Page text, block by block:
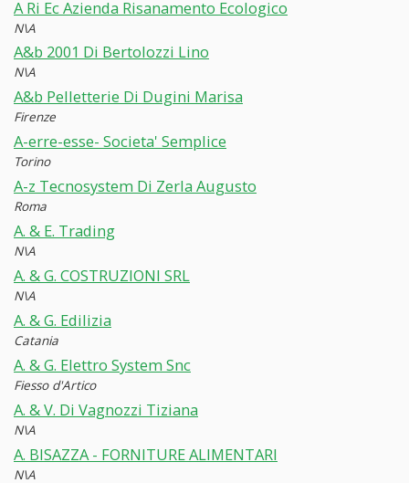
A Ri Ec Azienda Risanamento Ecologico
N\A
A&b 2001 Di Bertolozzi Lino
N\A
A&b Pelletterie Di Dugini Marisa
Firenze
A-erre-esse- Societa' Semplice
Torino
A-z Tecnosystem Di Zerla Augusto
Roma
A. & E. Trading
N\A
A. & G. COSTRUZIONI SRL
N\A
A. & G. Edilizia
Catania
A. & G. Elettro System Snc
Fiesso d'Artico
A. & V. Di Vagnozzi Tiziana
N\A
A. BISAZZA - FORNITURE ALIMENTARI
N\A